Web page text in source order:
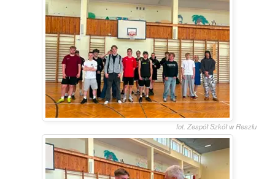
fot. Zespół Szkół w Reszlu